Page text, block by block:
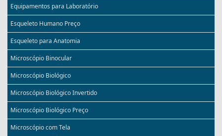
Equipamentos para Laboratório
Esqueleto Humano Preço
Esqueleto para Anatomia
Microscópio Binocular
Microscópio Biológico
Microscópio Biológico Invertido
Microscópio Biológico Preço
Microscópio com Tela